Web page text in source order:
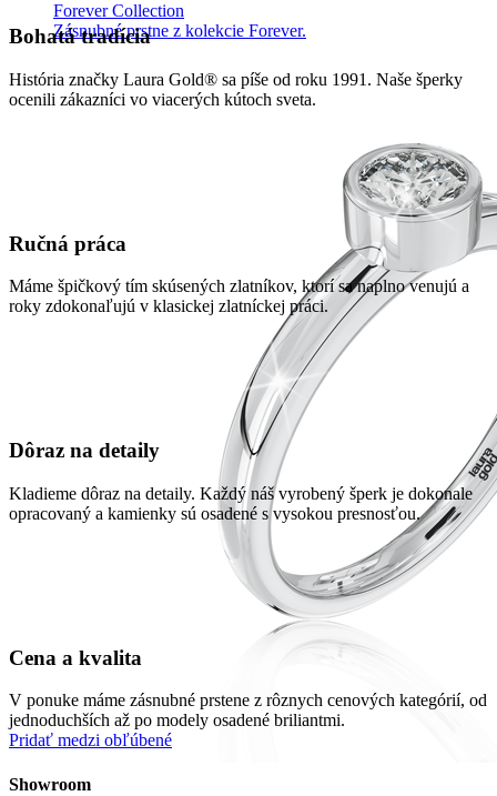
Forever Collection
Zásnubné prstne z kolekcie Forever.
Bohatá tradícia
História značky Laura Gold® sa píše od roku 1991. Naše šperky
ocenili zákazníci vo viacerých kútoch sveta.
Ručná práca
Máme špičkový tím skúsených zlatníkov, ktorí sa naplno venujú a
roky zdokonaľujú v klasickej zlatníckej práci.
Dôraz na detaily
Kladieme dôraz na detaily. Každý náš vyrobený šperk je dokonale
opracovaný a kamienky sú osadené s vysokou presnosťou.
Cena a kvalita
V ponuke máme zásnubné prstene z rôznych cenových kategórií, od
jednoduchších až po modely osadené briliantmi.
Pridať medzi obľúbené
Showroom